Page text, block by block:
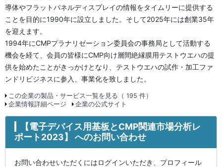
導体やフラットパネルディスプレイの情報をタイムリーに提供する
ことを目的に1990年に設立しました。そして2025年には創業35年
を迎えます。
1994年にCMPプラナリゼーション委員会の事務局として活動する
機会を経て、会員の皆様にCMP向け層間絶縁膜用テストウエハの提
供を始めたことがきっかけとなり、テストウエハの試作・加工ファ
ンドリビジネスに参入、事業化を致しました。
この企業の製品・サービス一覧を見る（ 195 件）
企業情報詳細ページ
企業の公式サイト
【電子デバイス用基板とCMP関連市場分析レ
ポート2023】 へのお問い合わせ
お問い合わせいただくにはログインいただき、プロフィール